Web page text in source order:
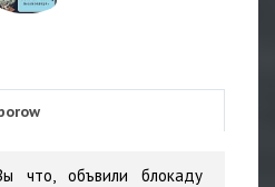
что, объвили блокаду